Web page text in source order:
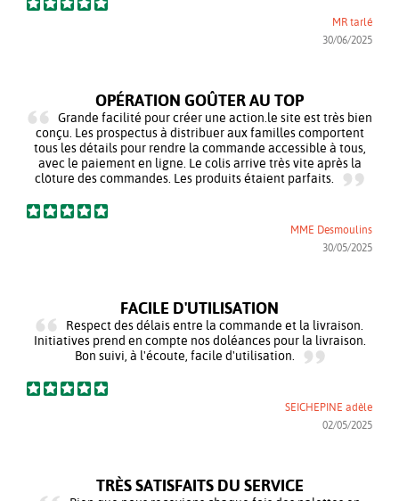
MR tarlé
30/06/2025
OPÉRATION GOÛTER AU TOP
Grande facilité pour créer une action.le site est très bien
conçu. Les prospectus à distribuer aux familles comportent
tous les détails pour rendre la commande accessible à tous,
avec le paiement en ligne. Le colis arrive très vite après la
clôture des commandes. Les produits étaient parfaits.
MME Desmoulins
30/05/2025
FACILE D'UTILISATION
Respect des délais entre la commande et la livraison.
Initiatives prend en compte nos doléances pour la livraison.
Bon suivi, à l'écoute, facile d'utilisation.
SEICHEPINE adèle
02/05/2025
TRÈS SATISFAITS DU SERVICE